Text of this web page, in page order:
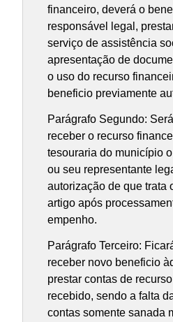
financeiro, deverá o
responsável legal,
serviço de assistência
apresentação de
o uso do recurso
beneficio previamente
Parágrafo Segundo:
receber o recurso
tesouraria do município
ou seu representante
autorização de que trata
artigo após
empenho.
Parágrafo Terceiro:
receber novo beneficio
prestar contas de
recebido, sendo a falta
contas somente sanada